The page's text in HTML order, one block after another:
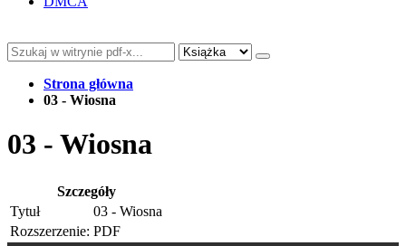
Strona główna
03 - Wiosna
03 - Wiosna
Szczegóły
Tytuł
03 - Wiosna
Rozszerzenie: PDF